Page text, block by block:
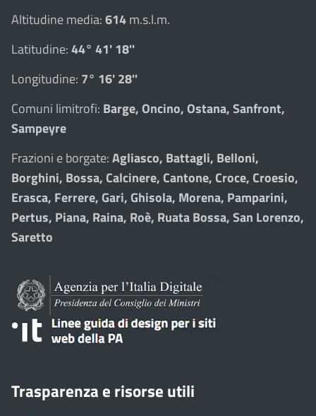
Altitudine media:614m.s.l.m.
Latitudine:44° 41' 18''
Longitudine: 7° 16' 28''
Comuni limitrofi: Barge, Oncino, Ostana, Sanfront,
Sampeyre
Frazioni e borgate:Agliasco, Battagli, Belloni,
Borghini, Bossa, Calcinere, Cantone, Croce, Croesio,
Erasca, Ferrere, Gari, Ghisola, Morena, Pamparini,
Pertus, Piana, Raina, Roè, Ruata Bossa, San Lorenzo,
Saretto
Trasparenza e risorse utili